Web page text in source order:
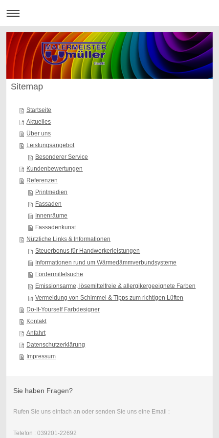
Sitemap
Startseite
Aktuelles
Über uns
Leistungsangebot
Besonderer Service
Kundenbewertungen
Referenzen
Printmedien
Fassaden
Innenräume
Fassadenkunst
Nützliche Links & Informationen
Steuerbonus für Handwerkerleistungen
Informationen rund um Wärmedämmverbundsysteme
Fördermittelsuche
Emissionsarme, lösemittelfreie & allergikergeeignete Farben
Vermeidung von Schimmel & Tipps zum richtigen Lüften
Do-It-Yourself Farbdesigner
Kontakt
Anfahrt
Datenschutzerklärung
Impressum
Sie haben Fragen?
Rufen Sie uns einfach an oder senden Sie uns eine Email :
Telefon : 039201-22692